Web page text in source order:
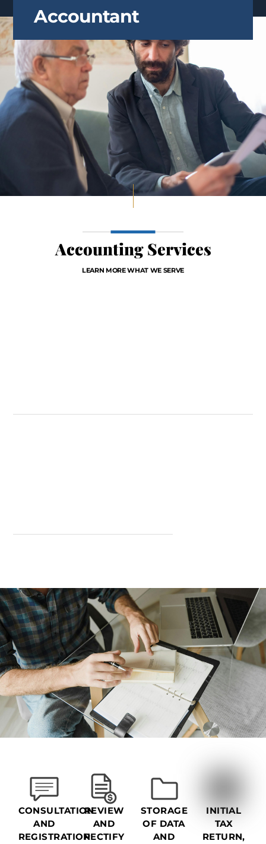
Accountant
Accounting Services
LEARN MORE WHAT WE SERVE
CONSULTATION
AND
REGISTRATION
REVIEW
AND
RECTIFY
STORAGE
OF DATA
AND
INITIAL
TAX
RETURN,